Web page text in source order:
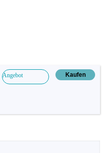
Angebot Kaufen